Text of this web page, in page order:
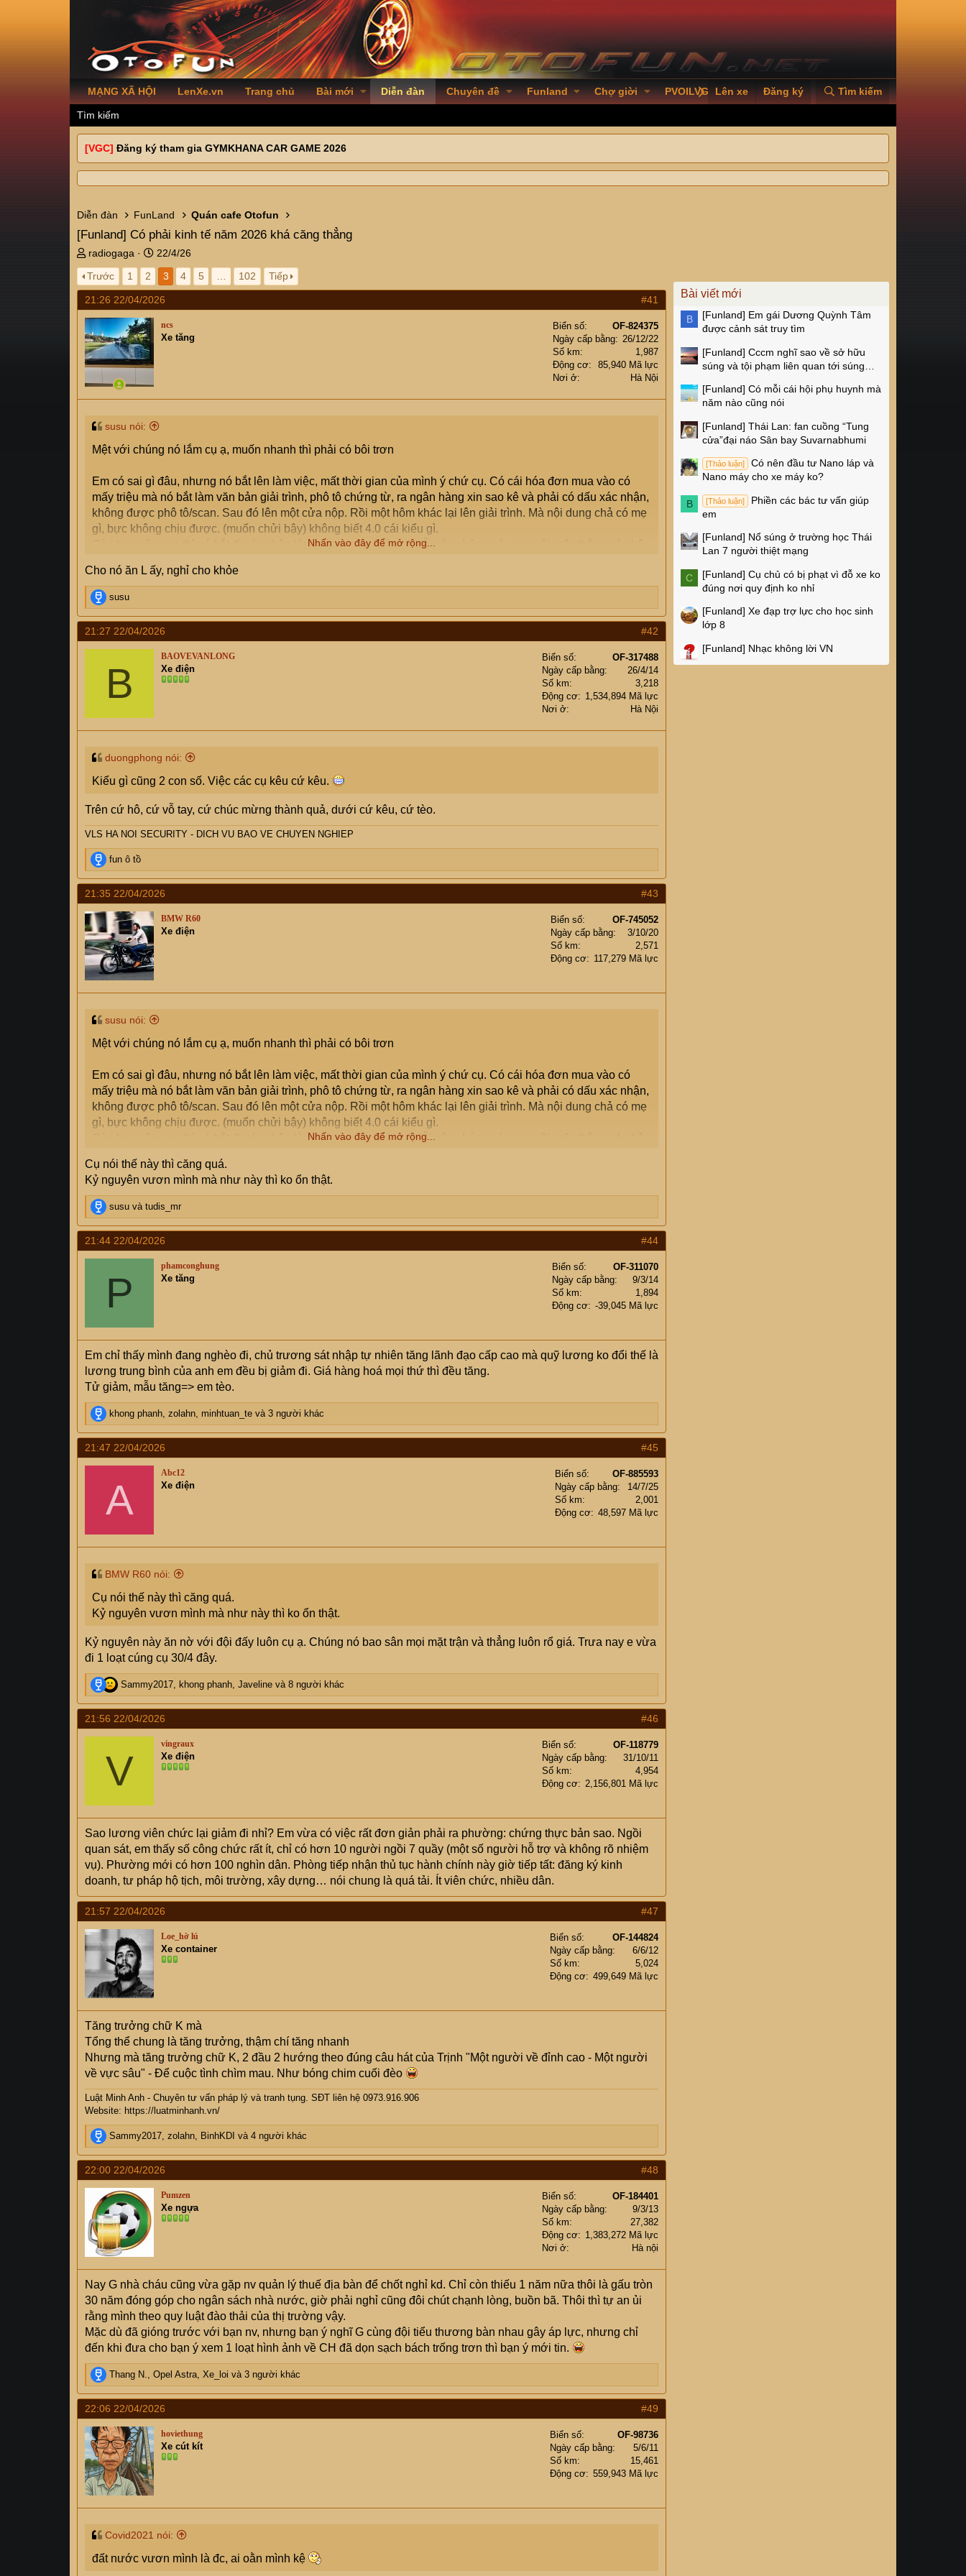
MẠNG XÃ HỘI LenXe.vn Trang chủ Bài mới Diễn đàn Chuyên đề Funland Chợ giời PVOILVGC2026
Lên xe Đăng ký Tìm kiếm
Tìm kiếm
[VGC] Đăng ký tham gia GYMKHANA CAR GAME 2026
Diễn đàn FunLand Quán cafe Otofun
[Funland] Có phải kinh tế năm 2026 khá căng thẳng
T
h
r
e
a
d
s
t
a
t
e
radiogaga
N
g
y
g
22/4/26
Trước
1 2 3 4 5 102 Tiếp
21:26 22/04/2026 #41
ncs
Xe tăng
Biển số
OF-824375
Ngày cấp bằng
26/12/22
Số km
1,987
Động cơ
85,940 Mã lực
Nơi ở
Hà Nội
susu nói:
Mệt với chúng nó lắm cụ ạ, muốn nhanh thì phải có bôi trơn
Em có sai gì đâu, nhưng nó bắt lên làm việc, mất thời gian của mình ý chứ cụ. Có cái hóa đơn mua vào có
mấy triệu mà nó bắt làm văn bản giải trình, phô tô chứng từ, ra ngân hàng xin sao kê và phải có dấu xác nhận,
không được phô tô/scan. Sau đó lên một cửa nộp. Rồi một hôm khác lại lên giải trình. Mà nội dung chả có mẹ
gì, bực không chịu được. (muốn chửi bậy) không biết 4.0 cái kiểu gì.
Còn bọn công an thì nó bắt đi xác nhận lòng vòng, mà rõ ràng là lỗi của chúng nó, xong rồi mấy thằng cán bộ
vào đòi kiểm tra, rồi bắt mua bình cứu hỏa, rồi gạ xin bữa cơm.... nói tóm lại là mệt
Nhấn vào đây để mở rộng...
Cho nó ăn L ấy, nghỉ cho khỏe
R
e
a
t
o
n
s
susu
21:27 22/04/2026 #42
B
BAOVEVANLONG
Xe điện
Biển số
OF-317488
Ngày cấp bằng
26/4/14
Số km
3,218
Động cơ
1,534,894 Mã lực
Nơi ở
Hà Nội
duongphong nói:
Kiểu gì cũng 2 con số. Việc các cụ kêu cứ kêu.
Trên cứ hô, cứ vỗ tay, cứ chúc mừng thành quả, dưới cứ kêu, cứ tèo.
VLS HA NOI SECURITY - DICH VU BAO VE CHUYEN NGHIEP
R
e
a
c
t
o
n
s
:
fun ô tồ
21:35 22/04/2026 #43
BMW R60
Xe điện
Biển số
OF-745052
Ngày cấp bằng
3/10/20
Số km
2,571
Động cơ
117,279 Mã lực
susu nói:
Mệt với chúng nó lắm cụ ạ, muốn nhanh thì phải có bôi trơn
Em có sai gì đâu, nhưng nó bắt lên làm việc, mất thời gian của mình ý chứ cụ. Có cái hóa đơn mua vào có
mấy triệu mà nó bắt làm văn bản giải trình, phô tô chứng từ, ra ngân hàng xin sao kê và phải có dấu xác nhận,
không được phô tô/scan. Sau đó lên một cửa nộp. Rồi một hôm khác lại lên giải trình. Mà nội dung chả có mẹ
gì, bực không chịu được. (muốn chửi bậy) không biết 4.0 cái kiểu gì.
Còn bọn công an thì nó bắt đi xác nhận lòng vòng, mà rõ ràng là lỗi của chúng nó, xong rồi mấy thằng cán bộ
vào đòi kiểm tra, rồi bắt mua bình cứu hỏa, rồi gạ xin bữa cơm.... nói tóm lại là mệt
Nhấn vào đây để mở rộng...
Cụ nói thế này thì căng quá.
Kỷ nguyên vươn mình mà như này thì ko ổn thật.
R
e
a
c
t
o
n
s
susu và tudis_mr
21:44 22/04/2026 #44
P
phamconghung
Xe tăng
Biển số
OF-311070
Ngày cấp bằng
9/3/14
Số km
1,894
Động cơ
-39,045 Mã lực
Em chỉ thấy mình đang nghèo đi, chủ trương sát nhập tự nhiên tăng lãnh đạo cấp cao mà quỹ lương ko đổi thế là
lương trung bình của anh em đều bị giảm đi. Giá hàng hoá mọi thứ thì đều tăng.
Tử giảm, mẫu tăng=> em tèo.
R
e
a
t
n
s
khong phanh, zolahn, minhtuan_te và 3 người khác
21:47 22/04/2026 #45
A
Abc12
Xe điện
Biển số
OF-885593
Ngày cấp bằng
14/7/25
Số km
2,001
Động cơ
48,597 Mã lực
BMW R60 nói:
Cụ nói thế này thì căng quá.
Kỷ nguyên vươn mình mà như này thì ko ổn thật.
Kỷ nguyên này ăn nờ với đội đấy luôn cụ ạ. Chúng nó bao sân mọi mặt trận và thẳng luôn rổ giá. Trưa nay e vừa
đi 1 loạt cúng cụ 30/4 đây.
R
e
a
c
t
n
s
Sammy2017, khong phanh, Javeline và 8 người khác
21:56 22/04/2026 #46
V
vingraux
Xe điện
Biển số
OF-118779
Ngày cấp bằng
31/10/11
Số km
4,954
Động cơ
2,156,801 Mã lực
Sao lương viên chức lại giảm đi nhỉ? Em vừa có việc rất đơn giản phải ra phường: chứng thực bản sao. Ngồi
quan sát, em thấy số công chức rất ít, chỉ có hơn 10 người ngồi 7 quầy (một số người hỗ trợ và không rõ nhiệm
vụ). Phường mới có hơn 100 nghìn dân. Phòng tiếp nhận thủ tục hành chính này giờ tiếp tất: đăng ký kinh
doanh, tư pháp hộ tịch, môi trường, xây dựng… nói chung là quá tải. Ít viên chức, nhiều dân.
21:57 22/04/2026 #47
Loe_hờ lú
Xe container
Biển số
OF-144824
Ngày cấp bằng
6/6/12
Số km
5,024
Động cơ
499,649 Mã lực
Tăng trưởng chữ K mà
Tổng thể chung là tăng trưởng, thậm chí tăng nhanh
Nhưng mà tăng trưởng chữ K, 2 đầu 2 hướng theo đúng câu hát của Trịnh "Một người về đỉnh cao - Một người
về vực sâu" - Để cuộc tình chìm mau. Như bóng chim cuối đèo
Luật Minh Anh - Chuyên tư vấn pháp lý và tranh tụng. SĐT liên hệ 0973.916.906
Website: https://luatminhanh.vn/
R
e
a
c
t
i
o
n
s
:
Sammy2017, zolahn, BinhKDI và 4 người khác
22:00 22/04/2026 #48
Pumzen
Xe ngựa
Biển số
OF-184401
Ngày cấp bằng
9/3/13
Số km
27,382
Động cơ
1,383,272 Mã lực
Nơi ở
Hà nội
Nay G nhà cháu cũng vừa gặp nv quản lý thuế địa bàn để chốt nghỉ kd. Chỉ còn thiếu 1 năm nữa thôi là gấu tròn
30 năm đóng góp cho ngân sách nhà nước, giờ phải nghỉ cũng đôi chút chạnh lòng, buồn bã. Thôi thì tự an ủi
rằng mình theo quy luật đào thải của thị trường vậy.
Mặc dù đã gióng trước với bạn nv, nhưng bạn ý nghĩ G cùng đội tiểu thương bàn nhau gây áp lực, nhưng chỉ
đến khi đưa cho bạn ý xem 1 loạt hình ảnh về CH đã dọn sạch bách trống trơn thì bạn ý mới tin.
R
e
a
c
t
i
o
n
s
:
Thang N., Opel Astra, Xe_loi và 3 người khác
22:06 22/04/2026 #49
hoviethung
Xe cút kít
Biển số
OF-98736
Ngày cấp bằng
5/6/11
Số km
15,461
Động cơ
559,943 Mã lực
Covid2021 nói:
đất nước vươn mình là đc, ai oằn mình kệ
Bài viết mới
B [Funland] Em gái Dương Quỳnh Tâm
được cảnh sát truy tìm
[Funland] Cccm nghĩ sao về sở hữu
súng và tội phạm liên quan tới súng
[Funland] Có mỗi cái hội phụ huynh mà
năm nào cũng nói
[Funland] Thái Lan: fan cuồng “Tung
cửa”đại náo Sân bay Suvarnabhumi
[Thảo luận]
Có nên đầu tư Nano láp và
Nano máy cho xe máy ko?
B [Thảo luận]
Phiền các bác tư vấn giúp
em
[Funland] Nổ súng ở trường học Thái
Lan 7 người thiệt mạng
C [Funland] Cụ chủ có bị phạt vì đỗ xe ko
đúng nơi quy định ko nhỉ
[Funland] Xe đạp trợ lực cho học sinh
lớp 8
[Funland] Nhạc không lời VN